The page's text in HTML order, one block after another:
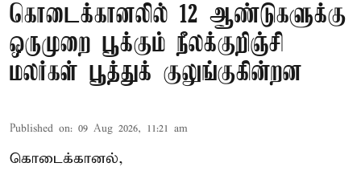
கொடைக்கானலில் 12 ஆண்டுகளுக்கு
ஒருமுறை பூக்கும் நீலக்குறிஞ்சி
மலர்கள் பூத்துக் குலுங்குகின்றன
Published on: 09 Aug 2026, 11:21 am
கொடைக்கானல்,